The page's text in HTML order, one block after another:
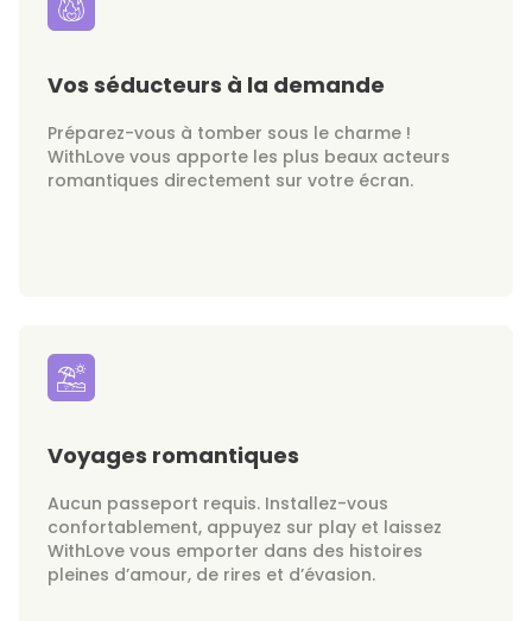
Vos séducteurs à la demande
Préparez-vous à tomber sous le charme !
WithLove vous apporte les plus beaux acteurs
romantiques directement sur votre écran.
Voyages romantiques
Aucun passeport requis. Installez-vous
confortablement, appuyez sur play et laissez
WithLove vous emporter dans des histoires
pleines d’amour, de rires et d’évasion.